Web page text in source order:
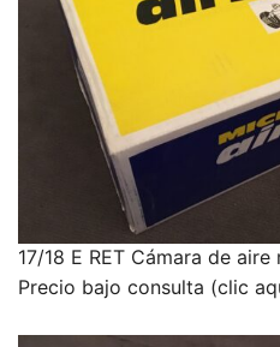
17/18 E RET Cámara de
Precio bajo consulta (clic